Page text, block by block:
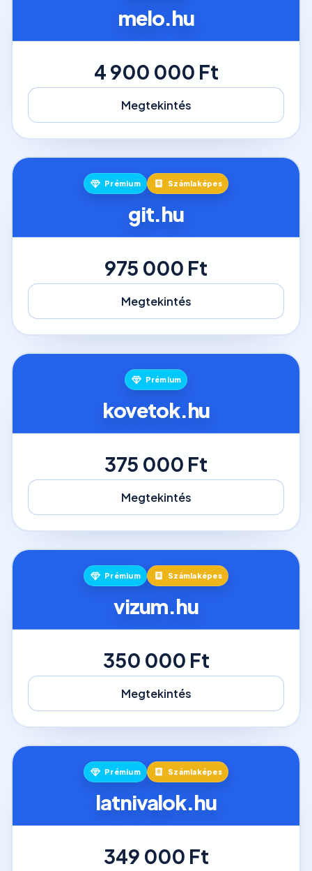
melo.hu
4 900 000 Ft
Megtekintés
Prémium Számlaképes
git.hu
975 000 Ft
Megtekintés
Prémium
kovetok.hu
375 000 Ft
Megtekintés
Prémium Számlaképes
vizum.hu
350 000 Ft
Megtekintés
Prémium Számlaképes
latnivalok.hu
349 000 Ft